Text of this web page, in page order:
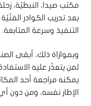
مكتب صيدا، النبطيّة،
بعد تدريب الكوادر
التنفيذ وسرعة المتابعة.
وبموازاة ذلك، أبقى
لمن يتعذّر عليه
يمكنه مراجعة أحد
الإطار نفسه، ومن دون